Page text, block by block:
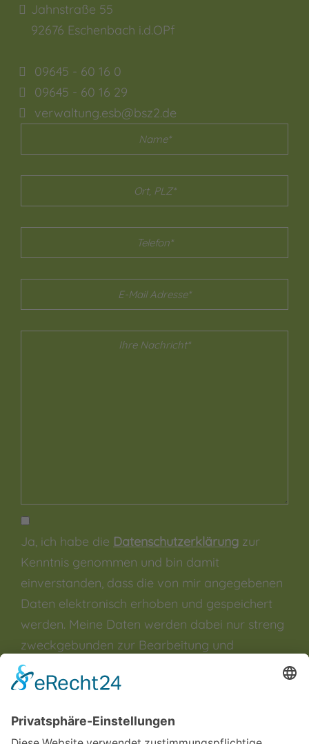
Jahnstraße 55
92676 Eschenbach i.d.OPf
09645 - 60 16 0
09645 - 60 16 29
verwaltung.esb@bsz2.de
Ja, ich habe die Datenschutzerklärung zur
Kenntnis genommen und bin damit
einverstanden, dass die von mir angegebenen
Daten elektronisch erhoben und gespeichert
werden. Meine Daten werden dabei nur streng
zweckgebunden zur Bearbeitung und
Beantwortung meiner Anfrage genutzt. Sie
können sich auch direkt per Mail an unsere
Vornamen.Nachname@bsz2.de (Beispiel: